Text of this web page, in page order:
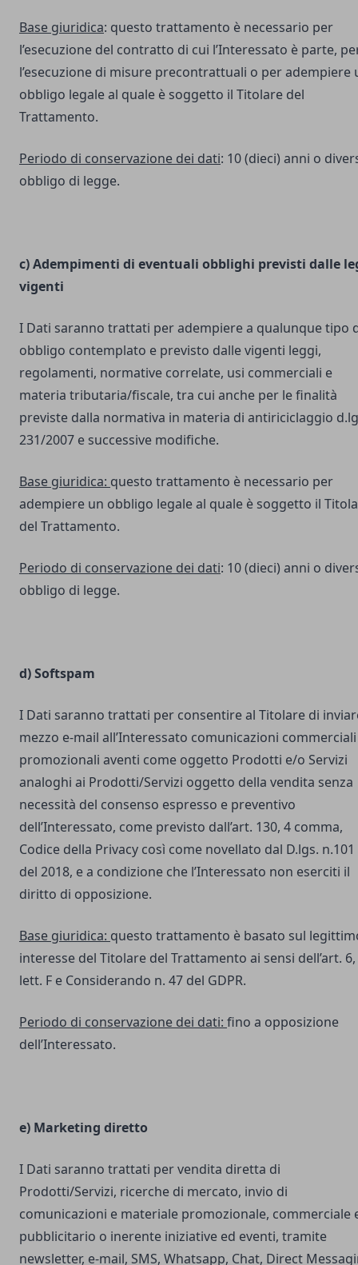
Base giuridica: questo trattamento è necessario per
l’esecuzione del contratto di cui l’Interessato è parte,
l’esecuzione di misure precontrattuali o per adempiere
obbligo legale al quale è soggetto il Titolare del
Trattamento.
Periodo di conservazione dei dati: 10 (dieci) anni o
obbligo di legge.
c) Adempimenti di eventuali obblighi previsti dalle
vigenti
I Dati saranno trattati per adempiere a qualunque tipo
obbligo contemplato e previsto dalle vigenti leggi,
regolamenti, normative correlate, usi commerciali e
materia tributaria/fiscale, tra cui anche per le finalità
previste dalla normativa in materia di antiriciclaggio
231/2007 e successive modifiche.
Base giuridica: questo trattamento è necessario per
adempiere un obbligo legale al quale è soggetto il
del Trattamento.
Periodo di conservazione dei dati: 10 (dieci) anni o
obbligo di legge.
d) Softspam
I Dati saranno trattati per consentire al Titolare di
mezzo e-mail all’Interessato comunicazioni
promozionali aventi come oggetto Prodotti e/o Servizi
analoghi ai Prodotti/Servizi oggetto della vendita senza
necessità del consenso espresso e preventivo
dell’Interessato, come previsto dall’art. 130, 4 comma,
Codice della Privacy così come novellato dal D.lgs. n.101
del 2018, e a condizione che l’Interessato non eserciti il
diritto di opposizione.
Base giuridica: questo trattamento è basato sul
interesse del Titolare del Trattamento ai sensi dell’art. 6,
lett. F e Considerando n. 47 del GDPR.
Periodo di conservazione dei dati: fino a opposizione
dell’Interessato.
e) Marketing diretto
I Dati saranno trattati per vendita diretta di
Prodotti/Servizi, ricerche di mercato, invio di
comunicazioni e materiale promozionale, commerciale
pubblicitario o inerente iniziative ed eventi, tramite
newsletter, e-mail, SMS, Whatsapp, Chat, Direct